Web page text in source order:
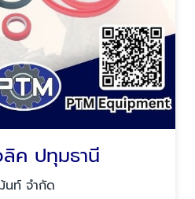
ค ปทุมธานี
นท์ จำกัด